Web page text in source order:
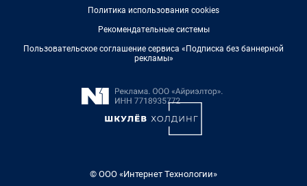
Политика использования cookies
Рекомендательные системы
Пользовательское соглашение сервиса «Подписка без баннерной
рекламы»
© ООО «Интернет Технологии»